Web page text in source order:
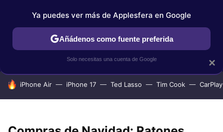
IPHONE TUTORIALES APPLESFERA SELECCIÓN
HOY SE HABLA DE
iPhone Air iPhone 17 Ted Lasso Tim Cook CarPlay
×
Ya puedes ver más de Applesfera en Google
Añádenos como fuente preferida
Solo necesitas una cuenta de Google